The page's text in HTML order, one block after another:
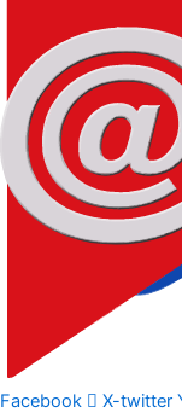
Facebook X-twitter